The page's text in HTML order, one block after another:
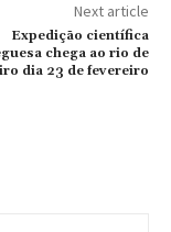
Next article
Expedição científica
chega ao rio de
dia 23 de fevereiro